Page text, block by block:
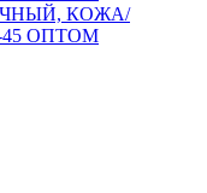
КОЖА/
45 ОПТОМ